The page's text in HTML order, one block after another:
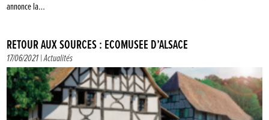
annonce la…
RETOUR AUX SOURCES : ÉCOMUSÉE D’ALSACE
17/06/2021 |Actualités